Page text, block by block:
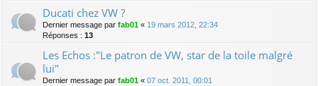
Ducati chez VW ?
Dernier message par fab01 « 19 mars 2012, 22:34
Réponses : 13
Les Echos :"Le patron de VW, star de la toile malgré
lui"
Dernier message par fab01 « 07 oct. 2011, 00:01